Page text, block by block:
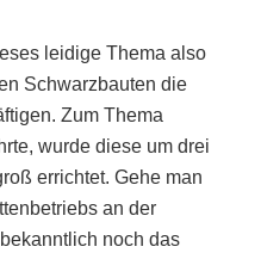
leidige Thema also
Schwarzbauten die
Zum Thema
wurde diese um drei
errichtet. Gehe man
an der
noch das